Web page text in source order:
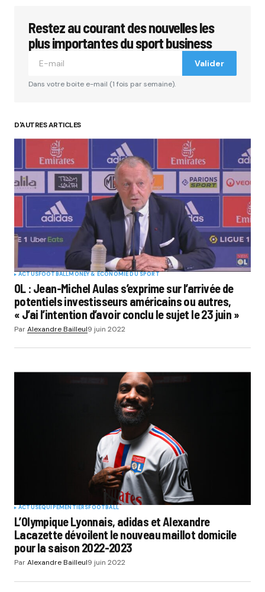
Restez au courant des nouvelles les
plus importantes du sport business
Valider
Dans votre boite e-mail (1 fois par semaine).
D'AUTRES ARTICLES
ACTUSFOOTBALLMONEY & ÉCONOMIE DU SPORT
OL : Jean-Michel Aulas s’exprime sur l’arrivée de
potentiels investisseurs américains ou autres,
« J’ai l’intention d’avoir conclu le sujet le 23 juin »
ParAlexandre Bailleul9 juin 2022
ACTUSEQUIPEMENTIERSFOOTBALL
L’Olympique Lyonnais, adidas et Alexandre
Lacazette dévoilent le nouveau maillot domicile
pour la saison 2022-2023
ParAlexandre Bailleul9 juin 2022